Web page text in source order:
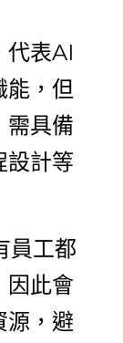
代表AI
能，但
需具備
設計等
員工都
因此會
源，避